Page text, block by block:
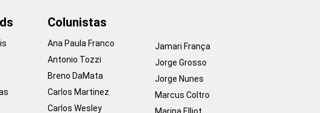
Colunistas
Ana Paula Franco
Antonio Tozzi
Breno DaMata
Carlos Martinez
Carlos Wesley
Jamari França
Jorge Grosso
Jorge Nunes
Marcus Coltro